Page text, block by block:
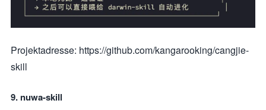
Projektadresse: https://github.com/kangarooking/cangjie-
skill
9. nuwa-skill